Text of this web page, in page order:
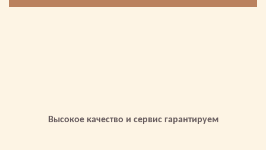
Высокое качество и сервис гарантируем